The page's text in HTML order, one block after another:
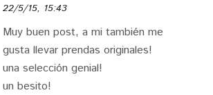
22/5/15, 15:43
Muy buen post, a mi también me
gusta llevar prendas originales!
una selección genial!
un besito!